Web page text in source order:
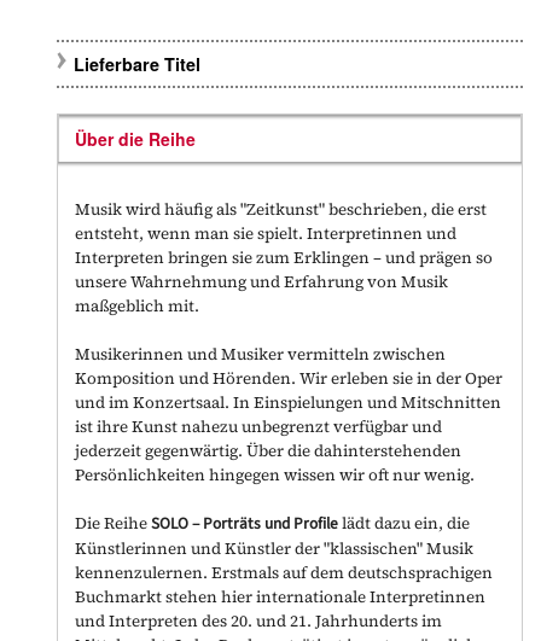
Lieferbare Titel
Über die Reihe
Musik wird häufig als "Zeitkunst" beschrieben, die erst
entsteht, wenn man sie spielt. Interpretinnen und
Interpreten bringen sie zum Erklingen – und prägen so
unsere Wahrnehmung und Erfahrung von Musik
maßgeblich mit.
Musikerinnen und Musiker vermitteln zwischen
Komposition und Hörenden. Wir erleben sie in der Oper
und im Konzertsaal. In Einspielungen und Mitschnitten
ist ihre Kunst nahezu unbegrenzt verfügbar und
jederzeit gegenwärtig. Über die dahinterstehenden
Persönlichkeiten hingegen wissen wir oft nur wenig.
Die ReiheSOLO–Porträts und Profilelädt dazu ein, die
Künstlerinnen und Künstler der "klassischen" Musik
kennenzulernen. Erstmals auf dem deutschsprachigen
Buchmarkt stehen hier internationale Interpretinnen
und Interpreten des 20. und 21. Jahrhunderts im